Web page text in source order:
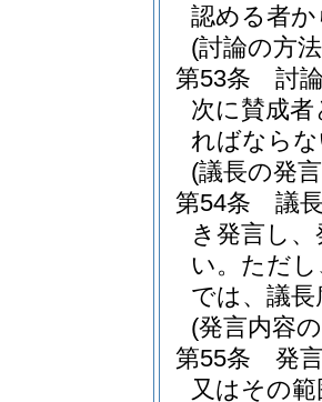
認める者
(討論の方
第53条
討
次に賛成
ればなら
(議長の発
第54条
議
き発言し
い。 ただ
では、議
(発言内容
第55条
発
又はその